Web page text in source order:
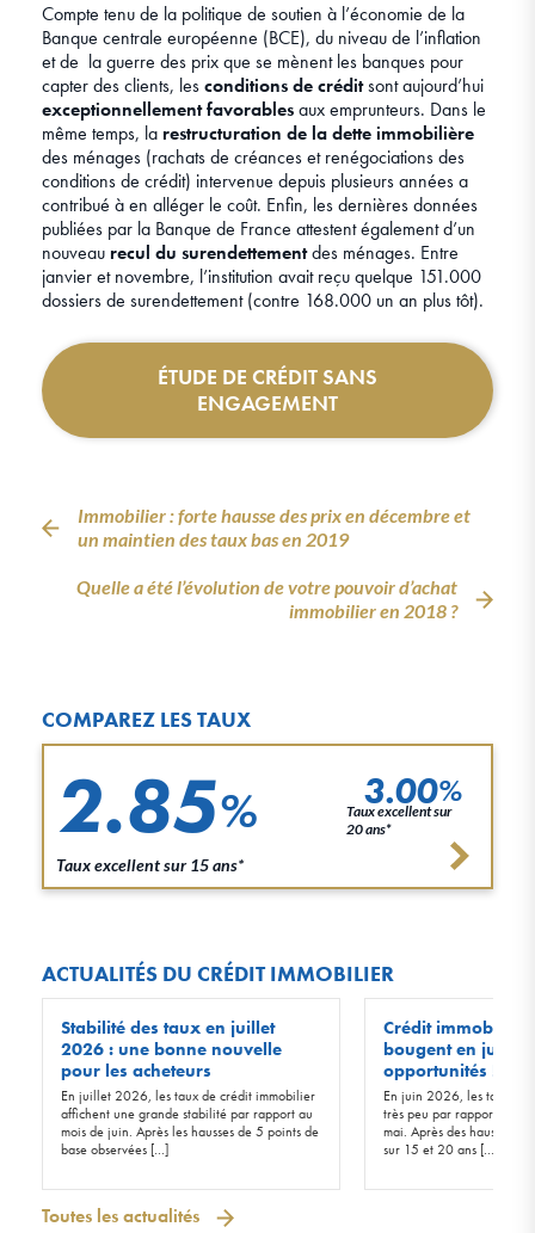
Compte tenu de la politique de soutien à l’économie de la
Banque centrale européenne (BCE), du niveau de l’inflation
et de la guerre des prix que se mènent les banques pour
capter des clients, lesconditions de créditsont aujourd’hui
exceptionnellement favorablesaux emprunteurs. Dans le
même temps, la restructuration de la dette immobilière
des ménages (rachats de créances et renégociations des
conditions de crédit) intervenue depuis plusieurs années a
contribué à en alléger le coût. Enfin, les dernières données
publiées par la Banque de France attestent également d’un
nouveau recul du surendettementdes ménages. Entre
janvier et novembre, l’institution avait reçu quelque 151.000
dossiers de surendettement (contre 168.000 un an plus tôt).
ÉTUDE DE CRÉDIT SANS
ENGAGEMENT
Immobilier : forte hausse des prix en décembre et
un maintien des taux bas en 2019
Quelle a été l’évolution de votre pouvoir d’achat
immobilier en 2018 ?
COMPAREZ LES TAUX
2.85%
Taux excellent sur 15 ans*
3.00%
Taux excellent sur
20 ans*
ACTUALITÉS DU CRÉDIT IMMOBILIER
Stabilité des taux en juillet
2026 : une bonne nouvelle
pour les acheteurs
En juillet 2026, les taux de crédit immobilier
affichent une grande stabilité par rapport au
mois de juin. Après les hausses de 5 points de
base observées […]
Crédit immobilier
bougent en juin
opportunités !
En juin 2026, les taux
très peu par rapport à
mai. Après des hausses
sur 15 et 20 ans […]
Toutes les actualités